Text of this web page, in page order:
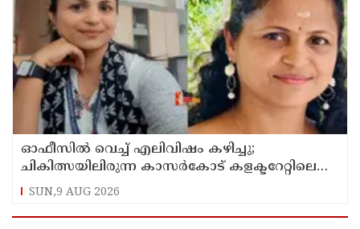
ഓഫീസില്‍ വെച്ച് എലിവിഷം കഴിച്ചു;
ചികിത്സയിലിരുന്ന കാസര്‍കോട് കളക്ടറേറ്റിലെ
സീനിയര്‍ ക്ലര്‍ക്ക് മരിച്ചു
SUN,9 AUG 2026